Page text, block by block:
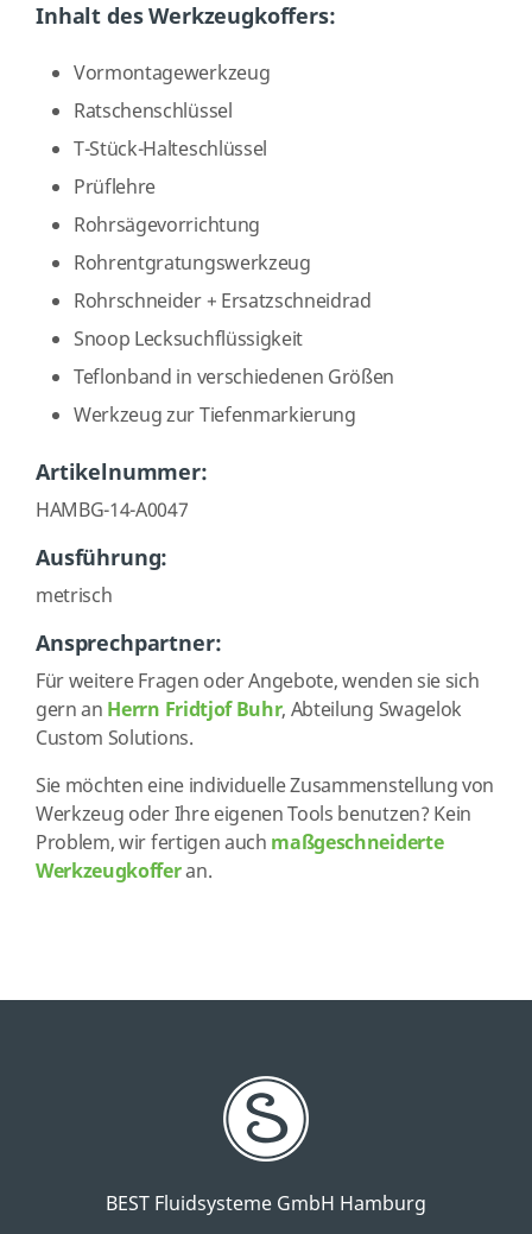
Inhalt des Werkzeugkoffers:
Vormontagewerkzeug
Ratschenschlüssel
T-Stück-Halteschlüssel
Prüflehre
Rohrsägevorrichtung
Rohrentgratungswerkzeug
Rohrschneider + Ersatzschneidrad
Snoop Lecksuchflüssigkeit
Teflonband in verschiedenen Größen
Werkzeug zur Tiefenmarkierung
Artikelnummer:
HAMBG-14-A0047
Ausführung:
metrisch
Ansprechpartner:
Für weitere Fragen oder Angebote, wenden sie sich
gern an Herrn Fridtjof Buhr, Abteilung Swagelok
Custom Solutions.
Sie möchten eine individuelle Zusammenstellung von
Werkzeug oder Ihre eigenen Tools benutzen? Kein
Problem, wir fertigen auch maßgeschneiderte
Werkzeugkofferan.
BEST Fluidsysteme GmbH Hamburg